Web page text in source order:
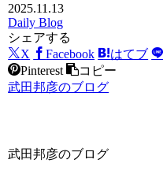
2025.11.13
Daily Blog
シェアする
X
Facebook はてブ
Pinterest
コピー
武田邦彦のブログ
武田邦彦のブログ